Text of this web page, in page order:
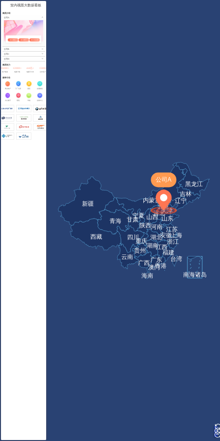
室内视图大数据看板
集团介绍
公司A
进入园区 进入楼宇 进入办公区
公司B
公司C
公司D
集团实力
35000+
用户数量
12000+
地图个数
4.8亿+
地图平方米
1500+
合作客户
服务行业
商业地产 工厂仓库 园区 交通枢纽
办公楼宇 医院 学校
部分客户